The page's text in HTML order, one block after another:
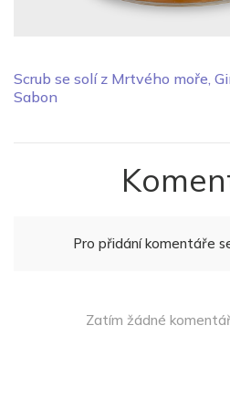
Scrub se solí z Mrtvého moře,
Sabon
Pro přidání komentáře
Zatím žádné